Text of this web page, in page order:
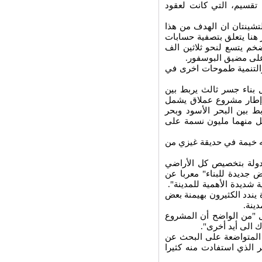
التي كانت لعقود
ان الهدف من هذا
يتعلق بتصفية حسابات
يتسع لنحو ثلاثين الف
مضيق البوسفور.
طموحات اخرى في
جسر ثالث يربط بين
الجسر في إطار مشروع عملاق يشمل
وقناة تربط بين البحر الأسود وبحر
منهما مليون نسمة على
خيمة في حديقة غيزي من
بتخصيص كل الأراضي
جديدة للبناء" معربا عن
الأهمية للمدينة".
الكثيرون بهيمنة بعض
"من الواضح أن المشروع
الى أيد أخرى".
المتواضعة على البحث عن
استفادت منه كثيرا